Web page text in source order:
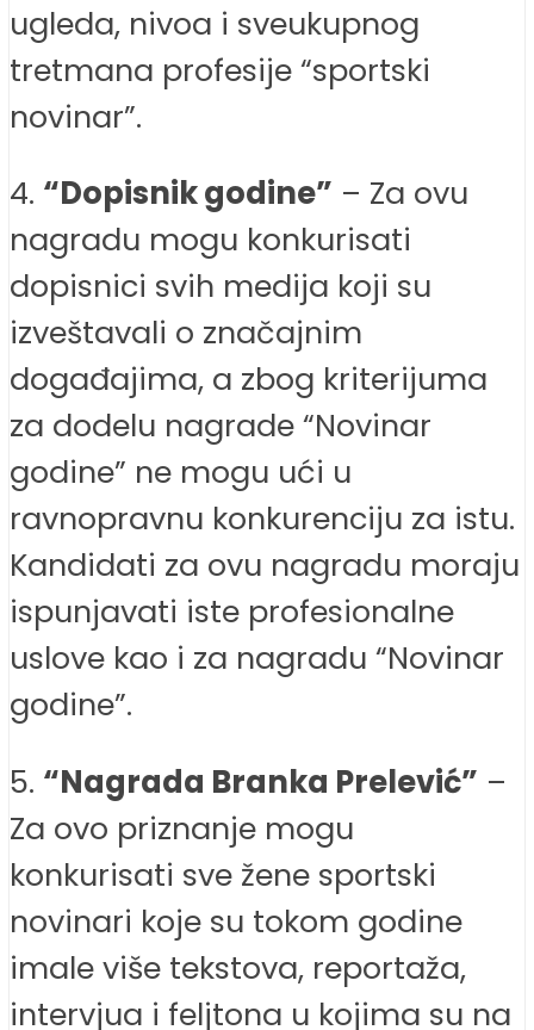
ugleda, nivoa i sveukupnog
tretmana profesije “sportski
novinar”.
4. “Dopisnik godine” – Za ovu
nagradu mogu konkurisati
dopisnici svih medija koji su
izveštavali o značajnim
događajima, a zbog kriterijuma
za dodelu nagrade “Novinar
godine” ne mogu ući u
ravnopravnu konkurenciju za istu.
Kandidati za ovu nagradu moraju
ispunjavati iste profesionalne
uslove kao i za nagradu “Novinar
godine”.
5. “Nagrada Branka Prelević” –
Za ovo priznanje mogu
konkurisati sve žene sportski
novinari koje su tokom godine
imale više tekstova, reportaža,
intervjua i feljtona u kojima su na